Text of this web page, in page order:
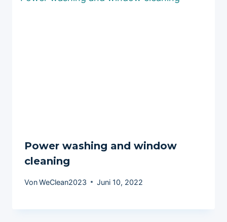
Power washing and window
cleaning
VonWeClean2023 Juni 10, 2022